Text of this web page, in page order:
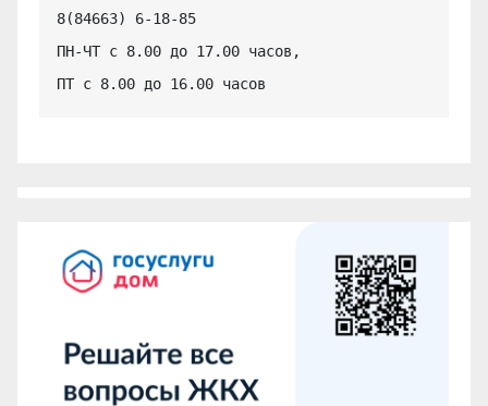
8(84663) 6-18-85
ПН-ЧТ с 8.00 до 17.00 часов,
ПТ с 8.00 до 16.00 часов